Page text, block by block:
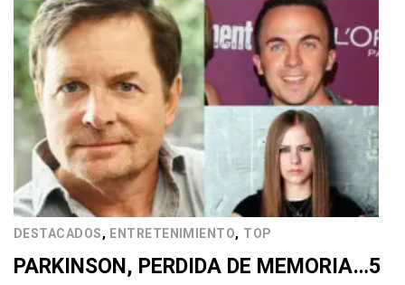
DESTACADOS, ENTRETENIMIENTO, TOP
PARKINSON, PERDIDA DE MEMORIA…5